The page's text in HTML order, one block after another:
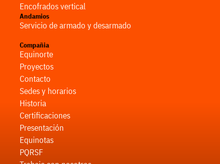
Encofrados vertical
Andamios
Servicio de armado y desarmado
Compañia
Equinorte
Proyectos
Contacto
Sedes y horarios
Historia
Certificaciones
Presentación
Equinotas
PQRSF